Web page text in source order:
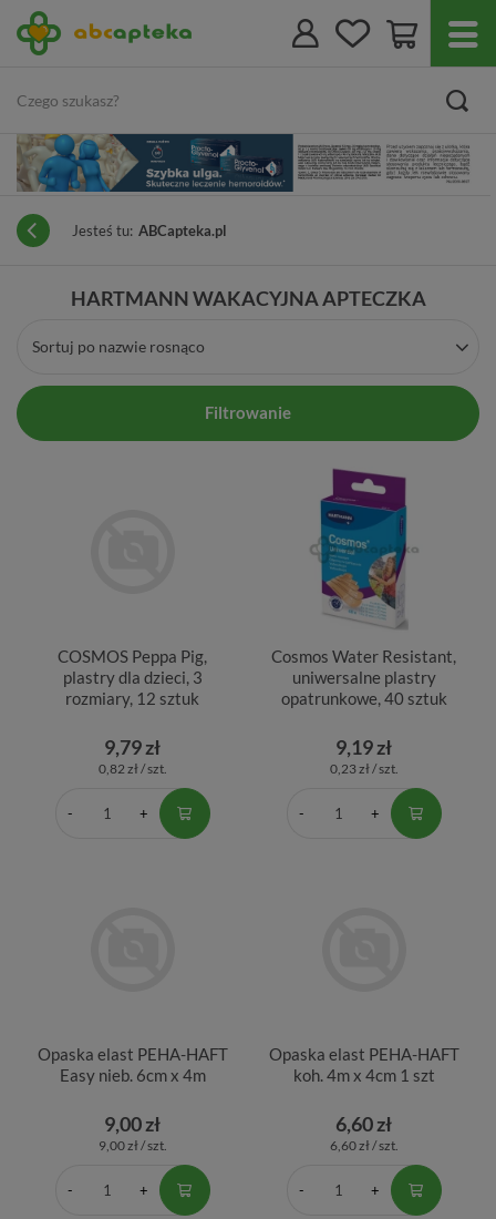
Jesteś tu: ABCapteka.pl
HARTMANN WAKACYJNA APTECZKA
Sortuj po nazwie rosnąco
Filtrowanie
COSMOS Peppa Pig,
plastry dla dzieci, 3
rozmiary, 12 sztuk
9,79 zł
0,82 zł / szt.
Cosmos Water Resistant,
uniwersalne plastry
opatrunkowe, 40 sztuk
9,19 zł
0,23 zł / szt.
Opaska elast PEHA-HAFT
Easy nieb. 6cm x 4m
9,00 zł
9,00 zł / szt.
Opaska elast PEHA-HAFT
koh. 4m x 4cm 1 szt
6,60 zł
6,60 zł / szt.